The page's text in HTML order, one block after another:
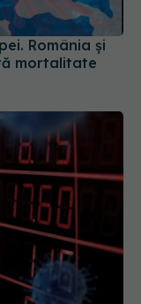
România și
mortalitate